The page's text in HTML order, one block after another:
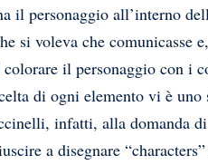
il personaggio all’interno
si voleva che comunicasse
colorare il personaggio con i
di ogni elemento vi è
infatti, alla domanda
a disegnare